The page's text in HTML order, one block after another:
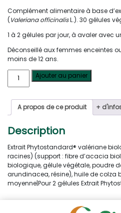
Complément alimentaire à base
(Valeriana officinalisL.). 30 gélules
1 à 2 gélules par jour, à avaler avec
Déconseillé aux femmes enceintes
moins de 12 ans.
quantité
Valériane
30
gélules
Ajouter au panier
A propos de ce produit +
Description
Extrait Phytostandard® valériane
racines) (support : fibre d’acacia
biologique, gélule végétale, poudre
arundinacea, résine), huile de colza
moyenne|Pour 2 gélules Extrait